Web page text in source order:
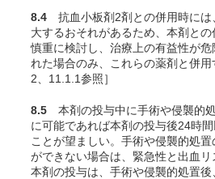
8.4 抗血小板剤2剤との併用時には
大するおそれがあるため、本剤と
慎重に検討し、治療上の有益性が危
れた場合のみ、これらの薬剤と併用
2、11.1.1参照］
8.5 本剤の投与中に手術や侵襲的
に可能であれば本剤の投与後24時
ことが望ましい。手術や侵襲的処
ができない場合は、緊急性と出血リ
本剤の投与は、手術や侵襲的処置